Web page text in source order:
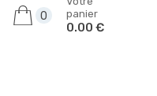
0
panier
0.00 €